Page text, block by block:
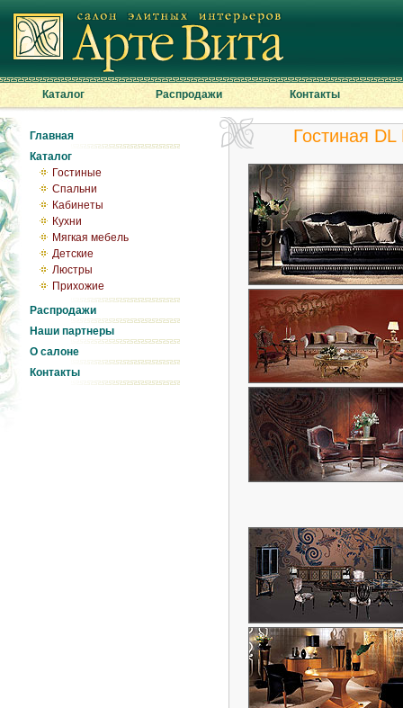
Каталог Распродажи Контакты
Главная
Каталог
Гостиные
Спальни
Кабинеты
Кухни
Мягкая мебель
Детские
Люстры
Прихожие
Распродажи
Наши партнеры
О салоне
Контакты
Гостиная DL